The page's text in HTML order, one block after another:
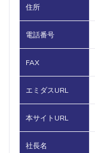
住所
電話番号
FAX
エミダスURL
本サイトURL
社長名